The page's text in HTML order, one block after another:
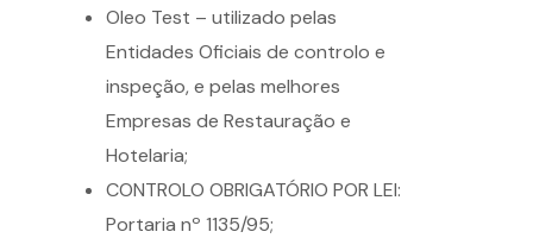
Oleo Test – utilizado pelas
Entidades Oficiais de controlo e
inspeção, e pelas melhores
Empresas de Restauração e
Hotelaria;
CONTROLO OBRIGATÓRIO POR LEI:
Portaria nº 1135/95;